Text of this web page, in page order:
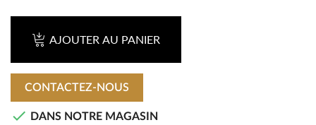
AJOUTER AU PANIER
CONTACTEZ-NOUS
 DANS NOTRE MAGASIN